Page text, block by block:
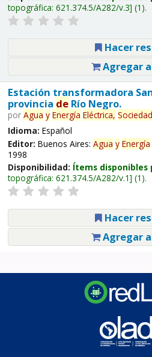
topográfica: 621.374.5/A282/v.3 (1).
Hacer
Agregar
Estación transformadora
provincia deRío Negro.
por Agua y Energía Eléctrica, Sociedad
Idioma: Español
Editor: Buenos Aires: Agua y Energía
1998
Disponibilidad: Ítems disponibles
topográfica: 621.374.5/A282/v.1 (1).
Hacer
Agregar